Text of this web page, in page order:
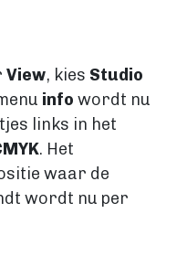
View, kies Studio
info wordt nu
links in het
. Het
waar de
wordt nu per